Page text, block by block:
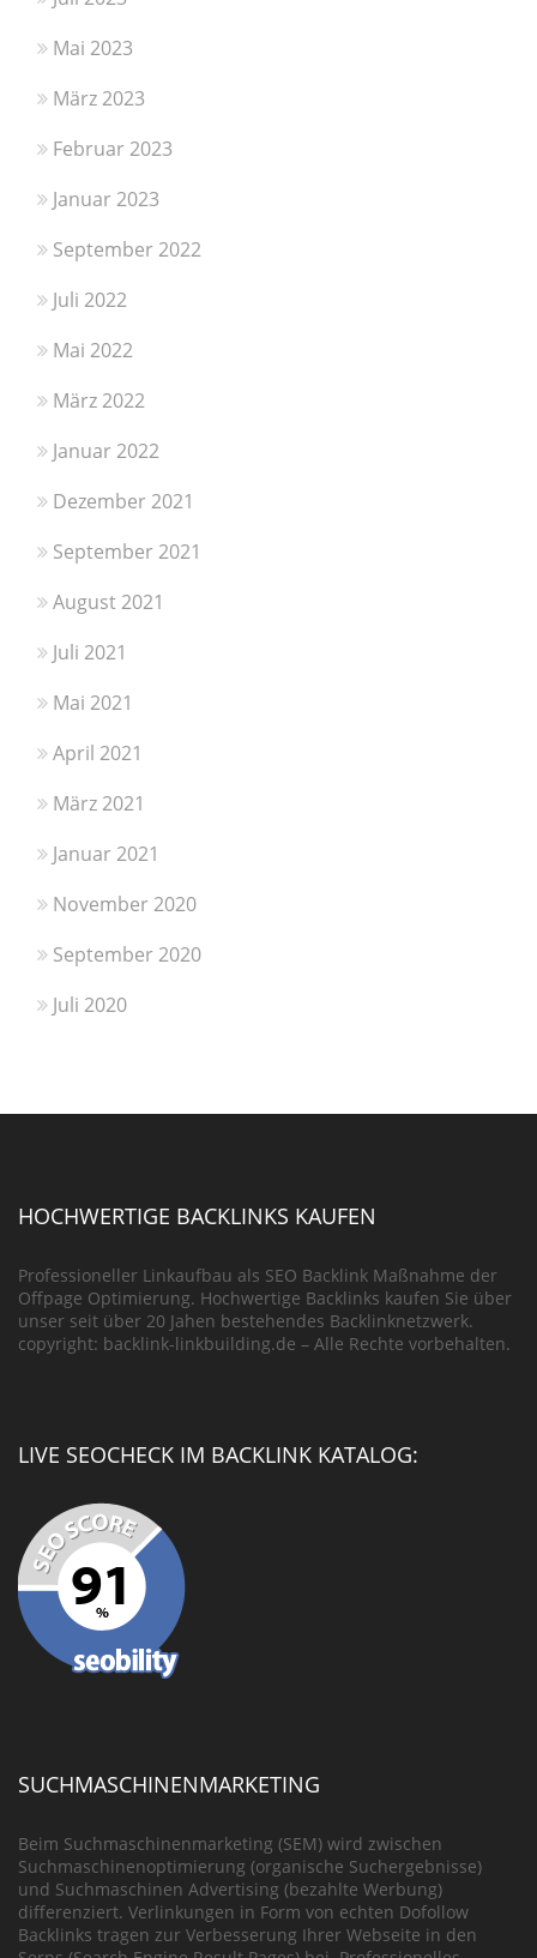
Mai 2023
März 2023
Februar 2023
Januar 2023
September 2022
Juli 2022
Mai 2022
März 2022
Januar 2022
Dezember 2021
September 2021
August 2021
Juli 2021
Mai 2021
April 2021
März 2021
Januar 2021
November 2020
September 2020
Juli 2020
HOCHWERTIGE BACKLINKS KAUFEN
Professioneller Linkaufbau als SEO Backlink Maßnahme der
Offpage Optimierung. Hochwertige Backlinks kaufen Sie über
unser seit über 20 Jahen bestehendes Backlinknetzwerk.
copyright: backlink-linkbuilding.de – Alle Rechte vorbehalten.
LIVE SEOCHECK IM BACKLINK KATALOG:
SUCHMASCHINENMARKETING
Beim Suchmaschinenmarketing (SEM) wird zwischen
Suchmaschinenoptimierung (organische Suchergebnisse)
und Suchmaschinen Advertising (bezahlte Werbung)
differenziert. Verlinkungen in Form von echten Dofollow
Backlinks tragen zur Verbesserung Ihrer Webseite in den